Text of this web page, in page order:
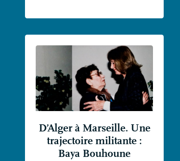
D’Alger à Marseille. Une
trajectoire militante :
Baya Bouhoune